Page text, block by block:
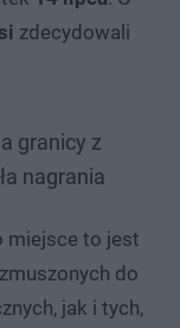
zdecydowali
granicy z
nagrania
miejsce to jest
zmuszonych do
jak i tych,